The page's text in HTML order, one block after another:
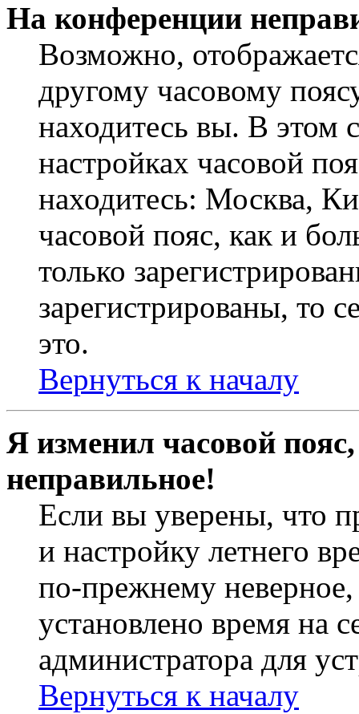
На конференции
Возможно,
другому часовому
находитесь вы. В этом
настройках часовой
находитесь: Москва,
часовой пояс, как и
только
зарегистрированы, то
это.
Вернуться к началу
Я изменил часовой
неправильное!
Если вы уверены, что
и настройку летнего
по-прежнему неверное,
установлено время на
администратора для
Вернуться к началу